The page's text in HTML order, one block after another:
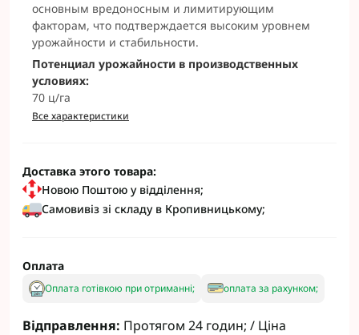
основным вредоносным и лимитирующим
факторам, что подтверждается высоким уровнем
урожайности и стабильности.
Потенциал урожайности в производственных
условиях:
70 ц/га
Все характеристики
Доставка этого товара:
Новою Поштою у відділення;
Самовивіз зі складу в Кропивницькому;
Оплата
Оплата готівкою при отриманні; оплата за рахунком;
Відправлення: Протягом 24 годин; / Ціна